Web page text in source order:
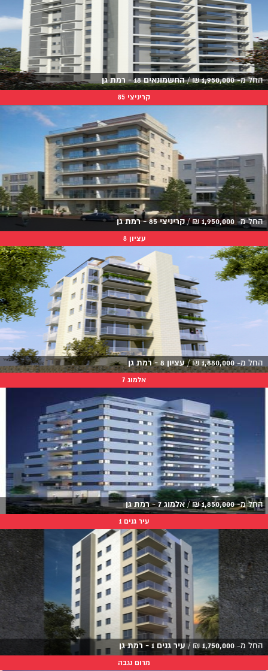
החל מ-1,950,000
₪
/החשמונאים 18 - רמת גן
קריניצי 85
החל מ- 1,950,000
₪
/קריניצי 85 - רמת גן
עציון 8
החל מ-1,880,000
₪
/עציון 8 - רמת גן
אלמוג 7
החל מ-1,850,000
₪
/אלמוג 7 - רמת גן
עיר גנים 1
החל מ- 1,750,000
₪
/ עיר גנים 1 - רמת גן
מרום נגבה